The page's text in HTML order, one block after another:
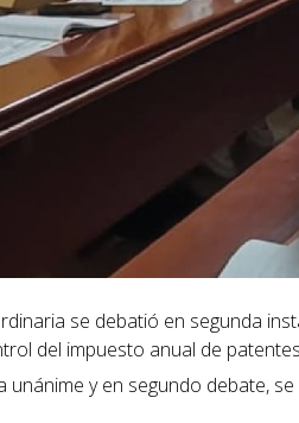
se debatió en segunda
del impuesto anual de
unánime y en segundo debate,